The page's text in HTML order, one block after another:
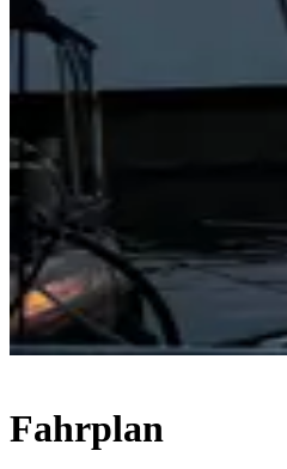
Fahrplan